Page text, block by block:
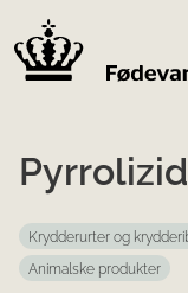
Krydderurter og
Animalske produkter